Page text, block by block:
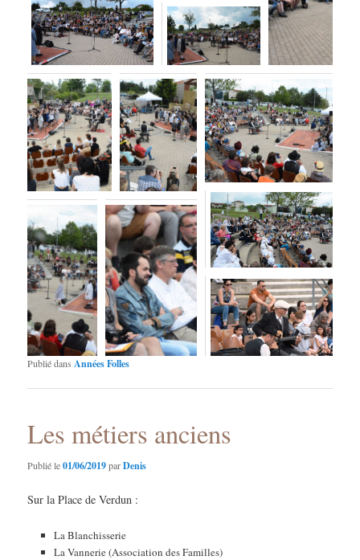
Publié dans Années Folles
Les métiers anciens
Publié le01/06/2019parDenis
Sur la Place de Verdun :
La Blanchisserie
La Vannerie (Association des Familles)